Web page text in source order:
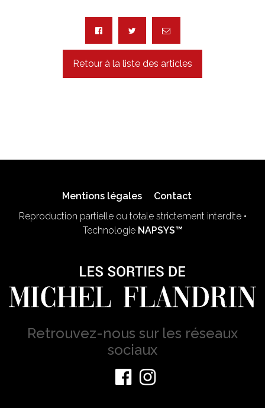
Retour à la liste des articles
Mentions légales
Contact
Reproduction partielle ou totale strictement interdite •
Technologie NAPSYS™
Retrouvez-nous sur les réseaux
sociaux